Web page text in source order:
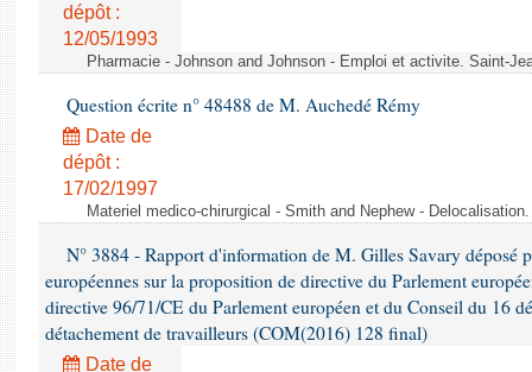
dépôt :
12/05/1993
Pharmacie - Johnson and Johnson - Emploi et activite. Saint-
Question écrite n° 48488 de M. Auchedé Rémy
Date de
dépôt :
17/02/1997
Materiel medico-chirurgical - Smith and Nephew -
N° 3884 - Rapport d'information de M. Gilles Savary déposé
européennes sur la proposition de directive du Parlement
directive 96/71/CE du Parlement européen et du Conseil du 16
détachement de travailleurs (COM(2016) 128 final)
Date de